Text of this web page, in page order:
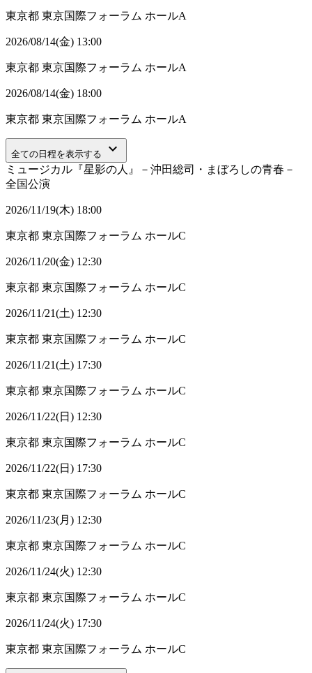
東京都 東京国際フォーラム ホールA
2026/08/14(金) 13:00
東京都 東京国際フォーラム ホールA
2026/08/14(金) 18:00
東京都 東京国際フォーラム ホールA
全ての日程を表示する keyboard_arrow_down
ミュージカル『星影の人』－沖田総司・まぼろしの青春－
全国公演
2026/11/19(木) 18:00
東京都 東京国際フォーラム ホールC
2026/11/20(金) 12:30
東京都 東京国際フォーラム ホールC
2026/11/21(土) 12:30
東京都 東京国際フォーラム ホールC
2026/11/21(土) 17:30
東京都 東京国際フォーラム ホールC
2026/11/22(日) 12:30
東京都 東京国際フォーラム ホールC
2026/11/22(日) 17:30
東京都 東京国際フォーラム ホールC
2026/11/23(月) 12:30
東京都 東京国際フォーラム ホールC
2026/11/24(火) 12:30
東京都 東京国際フォーラム ホールC
2026/11/24(火) 17:30
東京都 東京国際フォーラム ホールC